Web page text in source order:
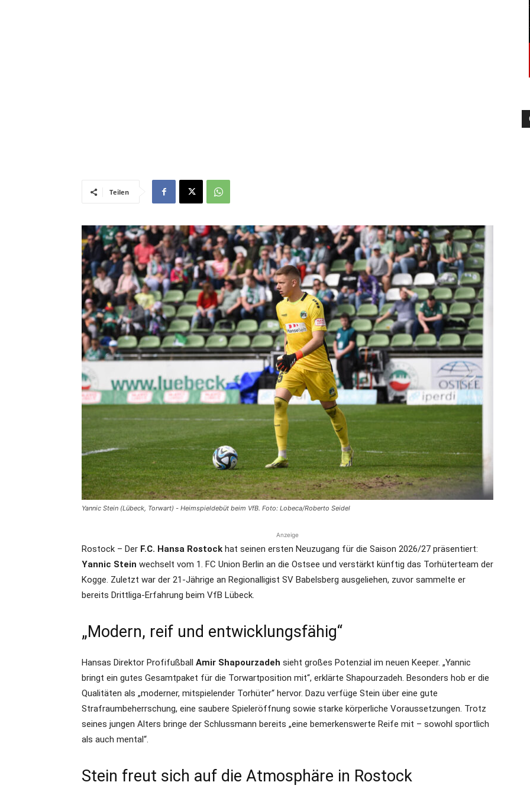
für
die
Region
Lübeck
Teilen
Yannic Stein (Lübeck, Torwart) - Heimspieldebüt beim VfB. Foto: Lobeca/Roberto Seidel
Anzeige
Rostock – Der F.C. Hansa Rostock hat seinen ersten Neuzugang für die Saison 2026/27 präsentiert:
Yannic Stein wechselt vom 1. FC Union Berlin an die Ostsee und verstärkt künftig das Torhüterteam der
Kogge. Zuletzt war der 21-Jährige an Regionalligist SV Babelsberg ausgeliehen, zuvor sammelte er
bereits Drittliga-Erfahrung beim VfB Lübeck.
„Modern, reif und entwicklungsfähig“
Hansas Direktor Profifußball Amir Shapourzadeh sieht großes Potenzial im neuen Keeper. „Yannic
bringt ein gutes Gesamtpaket für die Torwartposition mit“, erklärte Shapourzadeh. Besonders hob er die
Qualitäten als „moderner, mitspielender Torhüter“ hervor. Dazu verfüge Stein über eine gute
Strafraumbeherrschung, eine saubere Spieleröffnung sowie starke körperliche Voraussetzungen. Trotz
seines jungen Alters bringe der Schlussmann bereits „eine bemerkenswerte Reife mit – sowohl sportlich
als auch mental“.
Stein freut sich auf die Atmosphäre in Rostock